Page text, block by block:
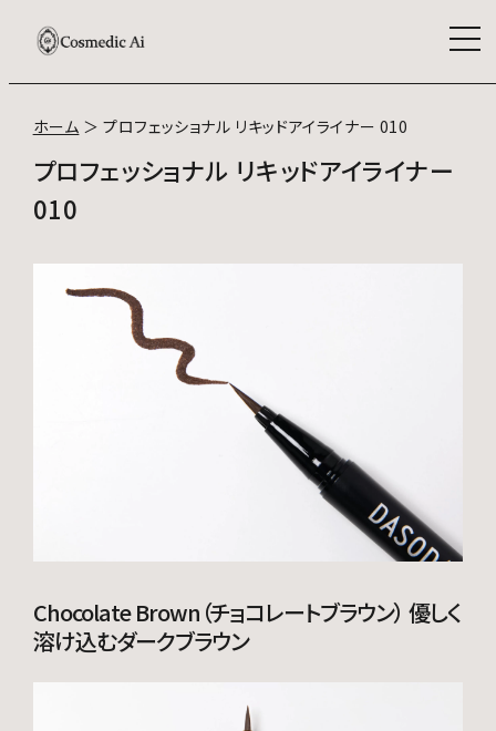
ホーム ＞プロフェッショナル リキッドアイライナー 010
プロフェッショナル リキッドアイライナー
010
Chocolate Brown（チョコレートブラウン） 優しく
溶け込むダークブラウン